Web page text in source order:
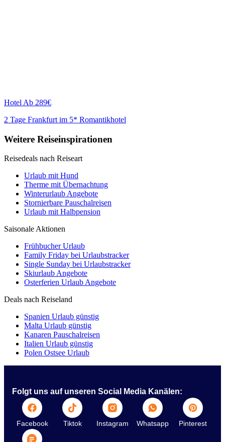
Hotel Ab 289€
2 Tage Frankfurt im 5* Romantikhotel
Weitere Reiseinspirationen
Reisedeals nach Reiseart
Urlaub mit Hund
Therme mit Übernachtung
Winterurlaub Angebote
Stornierbare Pauschalreisen
Urlaub mit Halbpension
Saisonale Aktionen
Frühbucher Urlaub
Family Friday bei Urlaubstracker
Single Sunday bei Urlaubstracker
Skiurlaub Angebote
Osterferien Urlaub Angebote
Deals nach Reiseland
Spanien Urlaub günstig
Malta Urlaub günstig
Kanaren Pauschalreisen
Italien Urlaub günstig
Polen Ostsee Urlaub